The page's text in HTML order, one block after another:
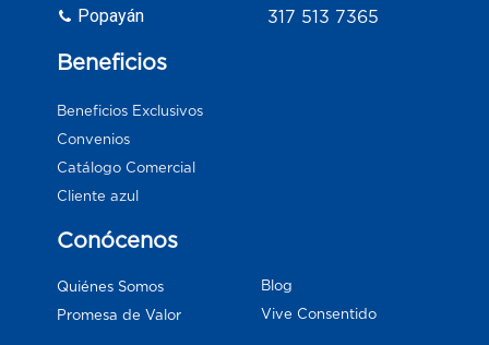
Popayán
317 513 7365
Beneficios
Beneficios Exclusivos
Convenios
Catálogo Comercial
Cliente azul
Conócenos
Quiénes Somos
Promesa de Valor
Blog
Vive Consentido